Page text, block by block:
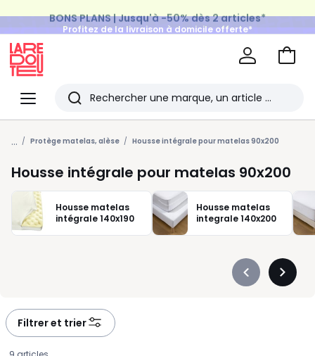
Profitez de la livraison à domicile offerte*
sur tous vos achats Mode & Maison
Menu
Redoute
Rechercher
Les
derniers
articles
consultés
Aller
... Protège matelas, alèse Housse intégrale pour matelas 90x200
Housse intégrale pour matelas 90x200
Housse matelas
intégrale 140x190
Housse matelas
integrale 140x200
Précédent
Filtrer et trier